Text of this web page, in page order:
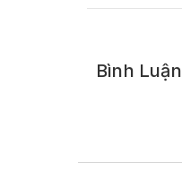
Bình Luận